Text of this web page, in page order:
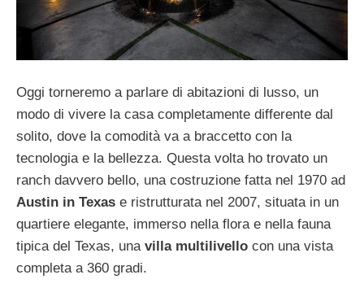
Oggi torneremo a parlare di abitazioni di lusso, un
modo di vivere la casa completamente differente dal
solito, dove la comodità va a braccetto con la
tecnologia e la bellezza. Questa volta ho trovato un
ranch davvero bello, una costruzione fatta nel 1970 ad
Austin in Texas e ristrutturata nel 2007, situata in un
quartiere elegante, immerso nella flora e nella fauna
tipica del Texas, una villa multilivello con una vista
completa a 360 gradi.